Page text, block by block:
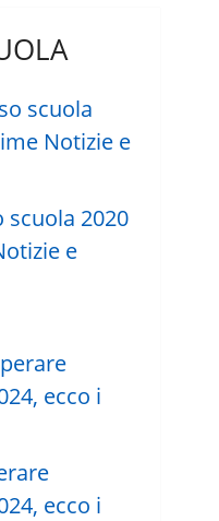
scuola 2020
e
ecco i